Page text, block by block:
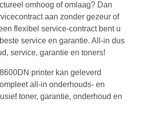
omhoog of omlaag? Dan
aan zonder gezeur of
flexibel service-contract bent u
service en garantie. All-in dus
service, garantie en toners!
printer kan geleverd
all-in onderhouds- en
toner, garantie, onderhoud en